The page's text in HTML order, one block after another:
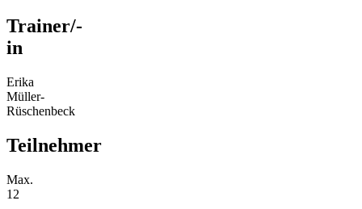
Trainer/-
in
Erika
Müller-
Rüschenbeck
Teilnehmer
Max.
12